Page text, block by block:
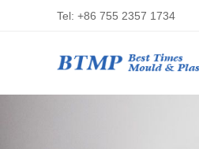
Tel: +86 755 2357 1734